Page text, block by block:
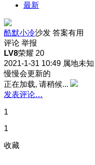
最新
酷默小冷沙发 答案有用
评论 举报
LV8荣耀 20
2021-1-31 10:49 属地未知
慢慢会更新的
正在加载, 请稍候...
发表评论…
1
1
收藏